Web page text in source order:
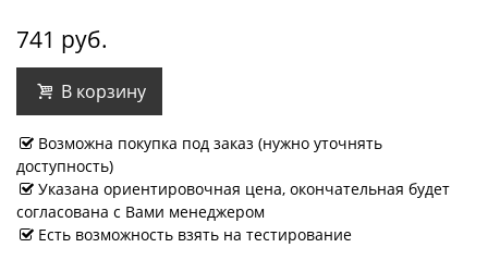
741 руб.
В корзину
Возможна покупка под заказ (нужно уточнять
доступность)
Указана ориентировочная цена, окончательная будет
согласована с Вами менеджером
Есть возможность взять на тестирование